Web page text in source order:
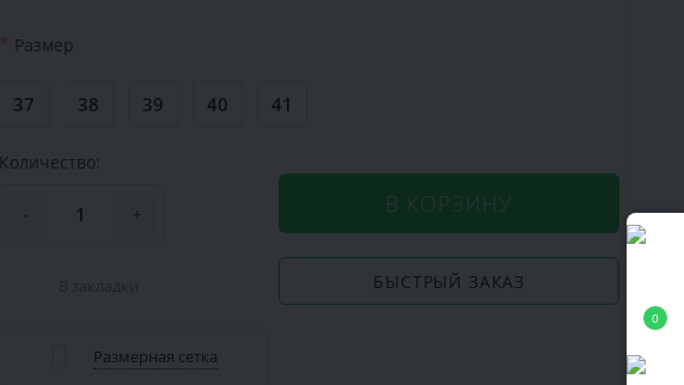
0
* Размер
37 38 39 40 41
Количество:
- + В КОРЗИНУ
БЫСТРЫЙ ЗАКАЗ
Размерная сетка